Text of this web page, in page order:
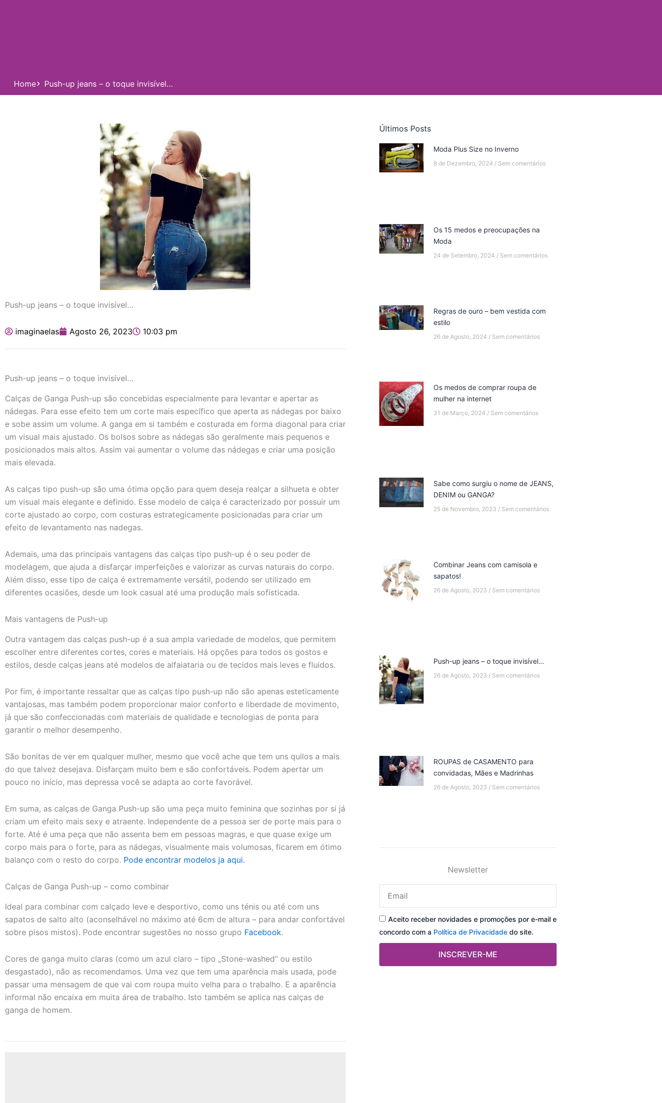
Home Push-up jeans – o toque invisível…
Push-up jeans – o toque invisível…
imaginaelas Agosto 26, 2023 10:03 pm
Push-up jeans – o toque invisível…
Calças de Ganga Push-up são concebidas especialmente para levantar e apertar as
nádegas. Para esse efeito tem um corte mais específico que aperta as nádegas por baixo
e sobe assim um volume. A ganga em si também e costurada em forma diagonal para criar
um visual mais ajustado. Os bolsos sobre as nádegas são geralmente mais pequenos e
posicionados mais altos. Assim vai aumentar o volume das nádegas e criar uma posição
mais elevada.
As calças tipo push-up são uma ótima opção para quem deseja realçar a silhueta e obter
um visual mais elegante e definido. Esse modelo de calça é caracterizado por possuir um
corte ajustado ao corpo, com costuras estrategicamente posicionadas para criar um
efeito de levantamento nas nadegas.
Ademais, uma das principais vantagens das calças tipo push-up é o seu poder de
modelagem, que ajuda a disfarçar imperfeições e valorizar as curvas naturais do corpo.
Além disso, esse tipo de calça é extremamente versátil, podendo ser utilizado em
diferentes ocasiões, desde um look casual até uma produção mais sofisticada.
Mais vantagens de Push-up
Outra vantagem das calças push-up é a sua ampla variedade de modelos, que permitem
escolher entre diferentes cortes, cores e materiais. Há opções para todos os gostos e
estilos, desde calças jeans até modelos de alfaiataria ou de tecidos mais leves e fluidos.
Por fim, é importante ressaltar que as calças tipo push-up não são apenas esteticamente
vantajosas, mas também podem proporcionar maior conforto e liberdade de movimento,
já que são confeccionadas com materiais de qualidade e tecnologias de ponta para
garantir o melhor desempenho.
São bonitas de ver em qualquer mulher, mesmo que você ache que tem uns quilos a mais
do que talvez desejava. Disfarçam muito bem e são confortáveis. Podem apertar um
pouco no início, mas depressa você se adapta ao corte favorável.
Em suma, as calças de Ganga Push-up são uma peça muito feminina que sozinhas por si já
criam um efeito mais sexy e atraente. Independente de a pessoa ser de porte mais para o
forte. Até é uma peça que não assenta bem em pessoas magras, e que quase exige um
corpo mais para o forte, para as nádegas, visualmente mais volumosas, ficarem em ótimo
balanço com o resto do corpo. Pode encontrar modelos ja aqui.
Calças de Ganga Push-up – como combinar
Ideal para combinar com calçado leve e desportivo, como uns ténis ou até com uns
sapatos de salto alto (aconselhável no máximo até 6cm de altura – para andar confortável
sobre pisos mistos). Pode encontrar sugestões no nosso grupo Facebook.
Cores de ganga muito claras (como um azul claro – tipo „Stone-washed“ ou estilo
desgastado), não as recomendamos. Uma vez que tem uma aparência mais usada, pode
passar uma mensagem de que vai com roupa muito velha para o trabalho. E a aparência
informal não encaixa em muita área de trabalho. Isto também se aplica nas calças de
ganga de homem.
Últimos Posts
Moda Plus Size no Inverno
8 de Dezembro, 2024 Sem comentários
Os 15 medos e preocupações na
Moda
24 de Setembro, 2024 Sem comentários
Regras de ouro – bem vestida com
estilo
26 de Agosto, 2024 Sem comentários
Os medos de comprar roupa de
mulher na internet
31 de Março, 2024 Sem comentários
Sabe como surgiu o nome de JEANS,
DENIM ou GANGA?
25 de Novembro, 2023 Sem comentários
Combinar Jeans com camisola e
sapatos!
26 de Agosto, 2023 Sem comentários
Push-up jeans – o toque invisível…
26 de Agosto, 2023 Sem comentários
ROUPAS de CASAMENTO para
convidadas, Mães e Madrinhas
26 de Agosto, 2023 Sem comentários
Newsletter
Aceito receber novidades e promoções por e-mail e
concordo com a Política de Privacidadedo site.
INSCREVER-ME